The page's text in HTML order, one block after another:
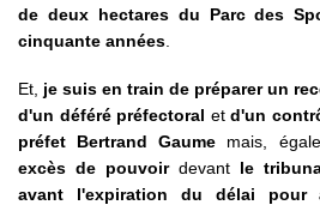
de deux hectares du Parc des
cinquante années
Et, je suis en train de préparer un
d'un déféré préfectoral etd'un
préfet Bertrand Gaume mais,
excès de pouvoirdevant le
avant l'expiration du délai pour